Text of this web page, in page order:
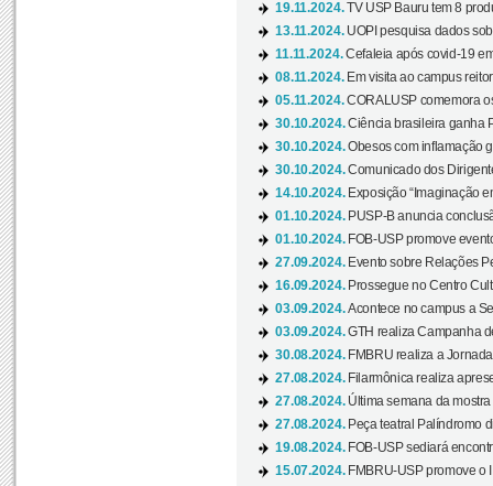
19.11.2024.TV USP Bauru tem 8
13.11.2024. UOPI pesquisa dados
11.11.2024.Cefaleia após covid-19
08.11.2024. Em visita ao campus
05.11.2024.CORALUSP comemora
30.10.2024.Ciência brasileira ganha
30.10.2024.Obesos com inflamação
30.10.2024.Comunicado dos
14.10.2024. Exposição “Imaginação
01.10.2024. PUSP-B anuncia
01.10.2024. FOB-USP promove
27.09.2024. Evento sobre Relações
16.09.2024. Prossegue no Centro
03.09.2024.Acontece no campus a
03.09.2024.GTH realiza Campanha
30.08.2024. FMBRU realiza a
27.08.2024. Filarmônica realiza
27.08.2024. Última semana da
27.08.2024. Peça teatral Palíndromo
19.08.2024. FOB-USP sediará
15.07.2024. FMBRU-USP promove o